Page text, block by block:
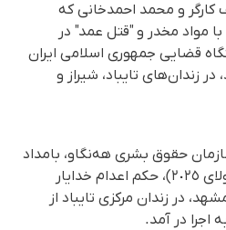
کارگر و محمد احمدخانی کە
مواد مخدر و "قتل عمد" در
قضایی جمهوری اسلامی ایران
زندان‌های تایباد، شیراز و
حقوق بشری هه‌نگاو، بامداد
روز شنبە ٤ مرداد ١٤٠٤(٢٦ جولای ٢٠٢٥)، حکم اعدام خدایار
و اهل مشهد، در زندان مرکزی تایباد از
اجرا در آمد.